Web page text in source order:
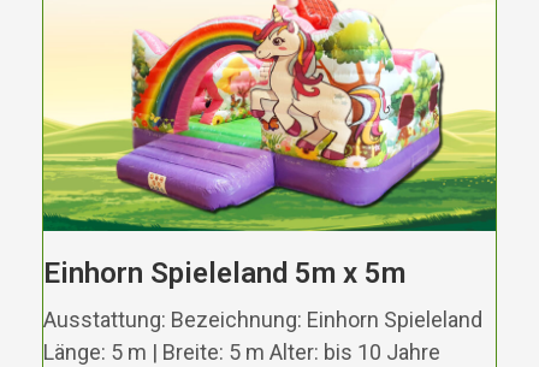
Einhorn Spieleland 5m x 5m
Ausstattung: Bezeichnung: Einhorn Spieleland
Länge: 5 m | Breite: 5 m Alter: bis 10 Jahre